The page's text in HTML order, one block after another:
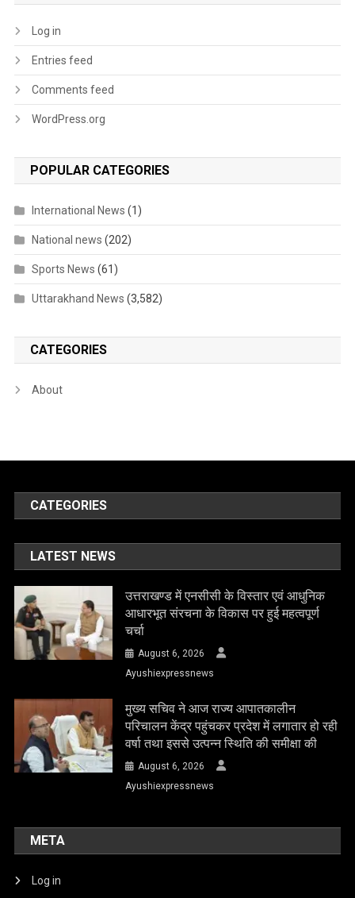
Log in
Entries feed
Comments feed
WordPress.org
POPULAR CATEGORIES
International News (1)
National news (202)
Sports News (61)
Uttarakhand News (3,582)
CATEGORIES
About
CATEGORIES
LATEST NEWS
उत्तराखण्ड में एनसीसी के विस्तार एवं आधुनिक
आधारभूत संरचना के विकास पर हुई महत्वपूर्ण
चर्चा
August 6, 2026
Ayushiexpressnews
मुख्य सचिव ने आज राज्य आपातकालीन
परिचालन केंद्र पहुंचकर प्रदेश में लगातार हो रही
वर्षा तथा इससे उत्पन्न स्थिति की समीक्षा की
August 6, 2026
Ayushiexpressnews
META
Log in